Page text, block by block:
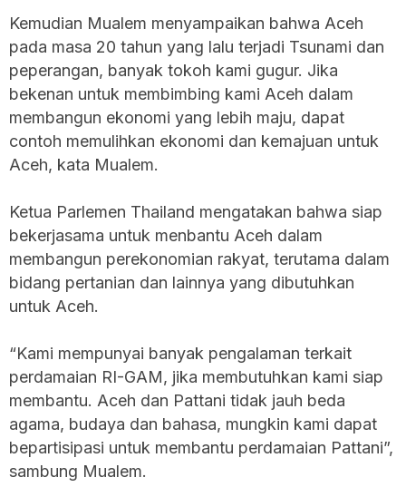
Kemudian Mualem menyampaikan bahwa Aceh
pada masa 20 tahun yang lalu terjadi Tsunami dan
peperangan, banyak tokoh kami gugur. Jika
bekenan untuk membimbing kami Aceh dalam
membangun ekonomi yang lebih maju, dapat
contoh memulihkan ekonomi dan kemajuan untuk
Aceh, kata Mualem.
Ketua Parlemen Thailand mengatakan bahwa siap
bekerjasama untuk menbantu Aceh dalam
membangun perekonomian rakyat, terutama dalam
bidang pertanian dan lainnya yang dibutuhkan
untuk Aceh.
“Kami mempunyai banyak pengalaman terkait
perdamaian RI-GAM, jika membutuhkan kami siap
membantu. Aceh dan Pattani tidak jauh beda
agama, budaya dan bahasa, mungkin kami dapat
bepartisipasi untuk membantu perdamaian Pattani”,
sambung Mualem.